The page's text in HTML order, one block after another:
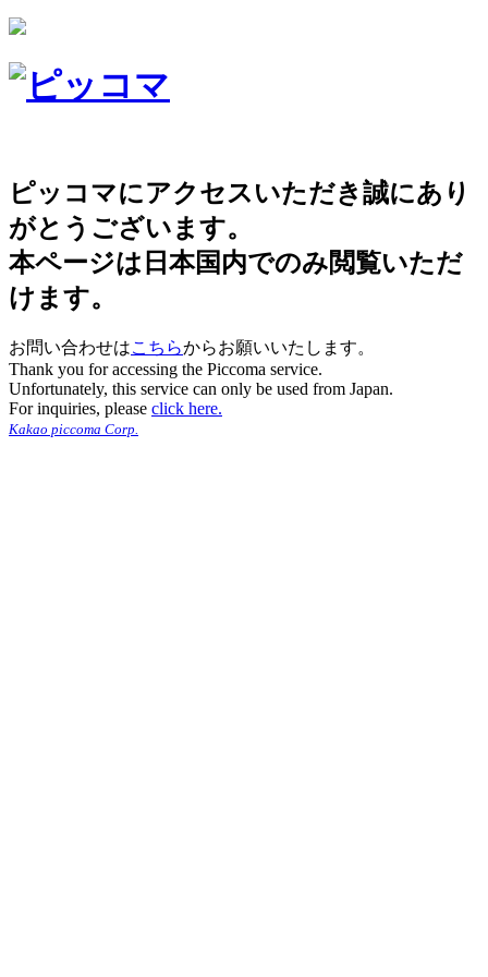
ピッコマにアクセスいただき誠にあり
がとうございます。
本ページは日本国内でのみ閲覧いただ
けます。
お問い合わせはこちらからお願いいたします。
Thank you for accessing the Piccoma service.
Unfortunately, this service can only be used from Japan.
For inquiries, please click here.
Kakao piccoma Corp.